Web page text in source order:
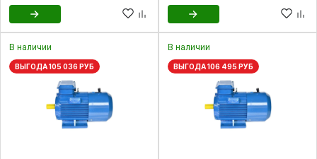
В наличии
ВЫГОДА 105 036 РУБ
В наличии
ВЫГОДА 106 495 РУБ